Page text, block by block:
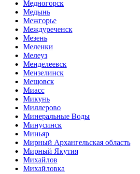
Медногорск
Медынь
Межгорье
Междуреченск
Мезень
Меленки
Мелеуз
Менделеевск
Мензелинск
Мещовск
Миасс
Микунь
Миллерово
Минеральные Воды
Минусинск
Миньяр
Мирный Архангельская область
Мирный Якутия
Михайлов
Михайловка